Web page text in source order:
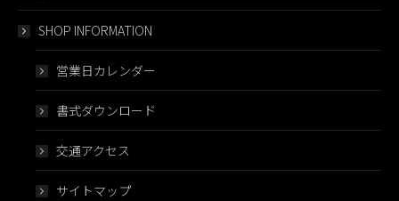
SHOP INFORMATION
営業日カレンダー
書式ダウンロード
交通アクセス
サイトマップ